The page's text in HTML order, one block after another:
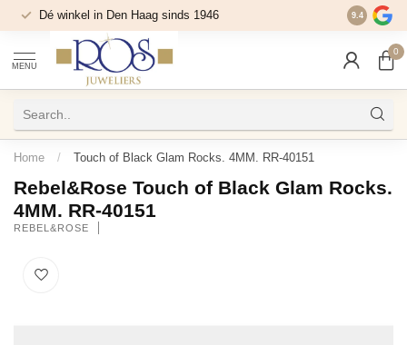
Dé winkel in Den Haag sinds 1946 9.4
MENU
0
Home / Touch of Black Glam Rocks. 4MM. RR-40151
Rebel&Rose Touch of Black Glam Rocks.
4MM. RR-40151
REBEL&ROSE